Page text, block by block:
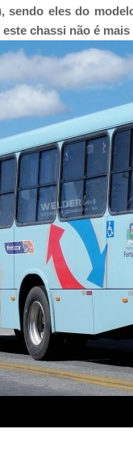
sendo eles do
chassi não é